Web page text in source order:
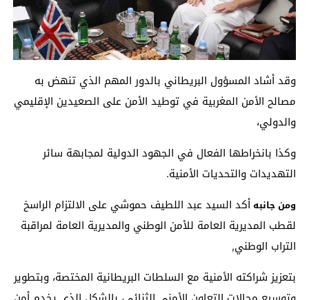
وقد أشاد المسؤول البريطاني بالدور المهم الذي تنهض به
مصالح الأمن المغربية في توطيد الأمن على الصعيدين الإقليمي
والدولي،
وكذا بانخراطها الفعال في الجهود الدولية لمجابهة سائر
التهديدات والتحديات الأمنية.
ومن جانبه أكد السيد عبد اللطيف حموشي على الالتزام الراسخ
لقطب المديرية العامة للأمن الوطني والمديرية العامة لمراقبة
التراب الوطني,
بتعزيز شراكته الأمنية مع السلطات البريطانية المختصة، وبتطوير